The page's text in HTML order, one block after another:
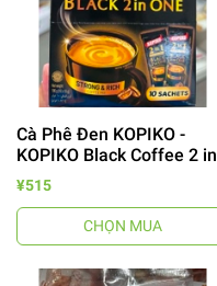
Cà Phê Đen KOPIKO -
KOPIKO Black Coffee 2 in
1 - Hộp 10 Gói
¥515
CHỌN MUA